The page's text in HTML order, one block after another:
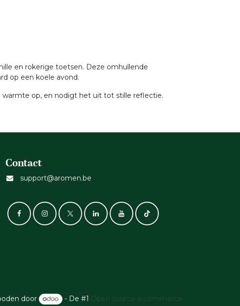
en rokerige toetsen. Deze omhullende
op een koele avond.
op, en nodigt het uit tot stille reflectie.
Contact
support@aromen.be
door - De #1 Open source e-commerce